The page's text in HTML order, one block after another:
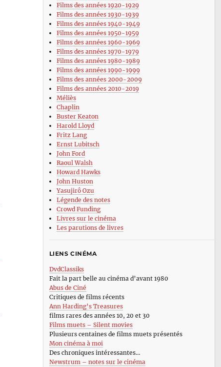
Films des années 1920-1929
Films des années 1930-1939
Films des années 1940-1949
Films des années 1950-1959
Films des années 1960-1969
Films des années 1970-1979
Films des années 1980-1989
Films des années 1990-1999
Films des années 2000-2009
Films des années 2010-2019
Méliès
Chaplin
Buster Keaton
Harold Lloyd
Fritz Lang
Ernst Lubitsch
John Ford
Raoul Walsh
Howard Hawks
John Huston
Yasujirô Ozu
Légende des notes
Crowd Funding
Livres sur le cinéma
Les parutions de livres
LIENS CINÉMA
DvdClassiks
Fait la part belle au cinéma d’avant 1980
Abus de Ciné
Critiques de films récents
Ann Harding’s Treasures
films rares des années 10, 20 et 30
Films muets – Silent movies
Plusieurs centaines de films muets présentés
Mon cinéma à moi
Des chroniques intéressantes…
Newstrum – notes sur le cinéma